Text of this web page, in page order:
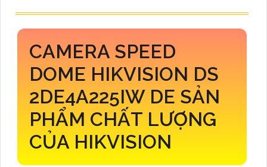
CAMERA SPEED
DOME HIKVISION DS
2DE4A225IW DE SẢN
PHẨM CHẤT LƯỢNG
CỦA HIKVISION